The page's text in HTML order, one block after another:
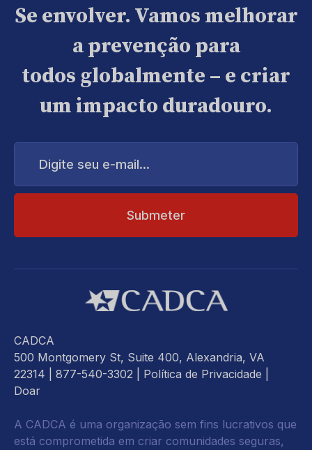
Se envolver. Vamos melhorar
a prevenção para
todos globalmente – e criar
um impacto duradouro.
Digite
CADCA
500 Montgomery St, Suite 400, Alexandria, VA
22314 | 877-540-3302 | Política de Privacidade
Doar
A CADCA é uma organização sem fins lucrativos que
está comprometida em criar comunidades seguras,